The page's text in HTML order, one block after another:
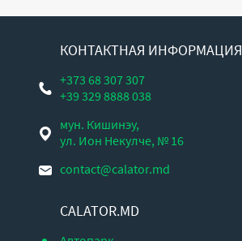
КОНТАКТНАЯ ИНФОРМАЦИЯ
+373 68 307 307
+39 329 8888 038
мун. Кишинэу,
ул. Ион Некулче, № 16
contact@calator.md
CALATOR.MD